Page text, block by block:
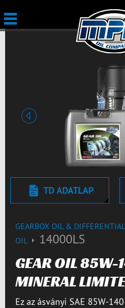
Előző
TD ADATLAP
GEARBOX OIL &
OIL
14000LS
GEAR OIL 85W-
MINERAL
Ez az ásványi SAE 85W-